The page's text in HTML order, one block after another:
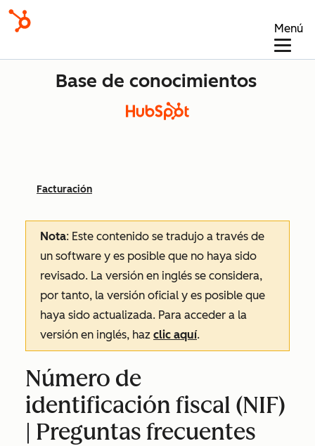
Menú
Base de conocimientos
Facturación
Nota: Este contenido se tradujo a través de
un software y es posible que no haya sido
revisado. La versión en inglés se considera,
por tanto, la versión oficial y es posible que
haya sido actualizada. Para acceder a la
versión en inglés, haz clic aquí.
Número de
identificación fiscal (NIF)
| Preguntas frecuentes